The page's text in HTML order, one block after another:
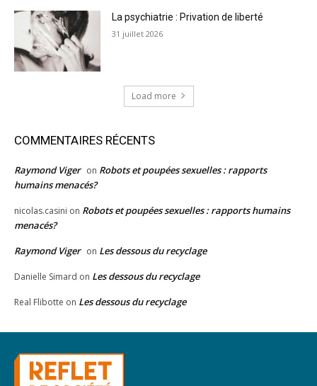
La psychiatrie : Privation de liberté
31 juillet 2026
Load more
COMMENTAIRES RÉCENTS
Raymond Viger on Robots et poupées sexuelles : rapports
humains menacés?
nicolas.casini on Robots et poupées sexuelles : rapports humains
menacés?
Raymond Viger on Les dessous du recyclage
Danielle Simard on Les dessous du recyclage
Real Flibotte on Les dessous du recyclage